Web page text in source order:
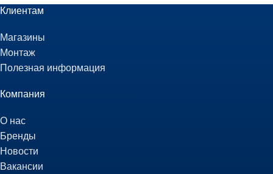
Клиентам
Магазины
Монтаж
Полезная информация
Компания
О нас
Бренды
Новости
Вакансии